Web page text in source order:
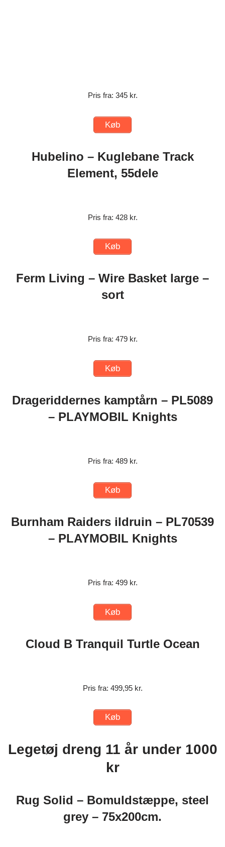
Pris fra: 345 kr.
Køb
Hubelino – Kuglebane Track
Element, 55dele
Pris fra: 428 kr.
Køb
Ferm Living – Wire Basket large –
sort
Pris fra: 479 kr.
Køb
Drageriddernes kamptårn – PL5089
– PLAYMOBIL Knights
Pris fra: 489 kr.
Køb
Burnham Raiders ildruin – PL70539
– PLAYMOBIL Knights
Pris fra: 499 kr.
Køb
Cloud B Tranquil Turtle Ocean
Pris fra: 499,95 kr.
Køb
Legetøj dreng 11 år under 1000
kr
Rug Solid – Bomuldstæppe, steel
grey – 75x200cm.